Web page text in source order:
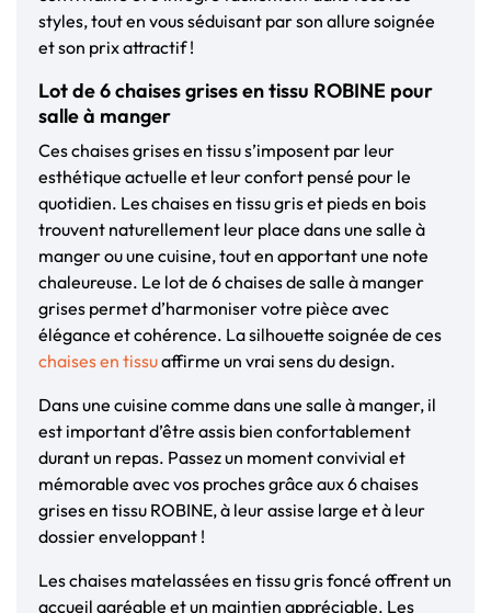
styles, tout en vous séduisant par son allure soignée
et son prix attractif !
Lot de 6 chaises grises en tissu ROBINE pour
salle à manger
Ces chaises grises en tissu s’imposent par leur
esthétique actuelle et leur confort pensé pour le
quotidien. Les chaises en tissu gris et pieds en bois
trouvent naturellement leur place dans une salle à
manger ou une cuisine, tout en apportant une note
chaleureuse. Le lot de 6 chaises de salle à manger
grises permet d’harmoniser votre pièce avec
élégance et cohérence. La silhouette soignée de ces
chaises en tissuaffirme un vrai sens du design.
Dans une cuisine comme dans une salle à manger, il
est important d’être assis bien confortablement
durant un repas. Passez un moment convivial et
mémorable avec vos proches grâce aux 6 chaises
grises en tissu ROBINE, à leur assise large et à leur
dossier enveloppant !
Les chaises matelassées en tissu gris foncé offrent un
accueil agréable et un maintien appréciable. Les